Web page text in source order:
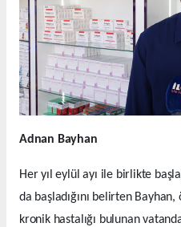
Adnan Bayhan
Her yıl eylül ayı ile birlikte
da başladığını belirten
kronik hastalığı bulunan